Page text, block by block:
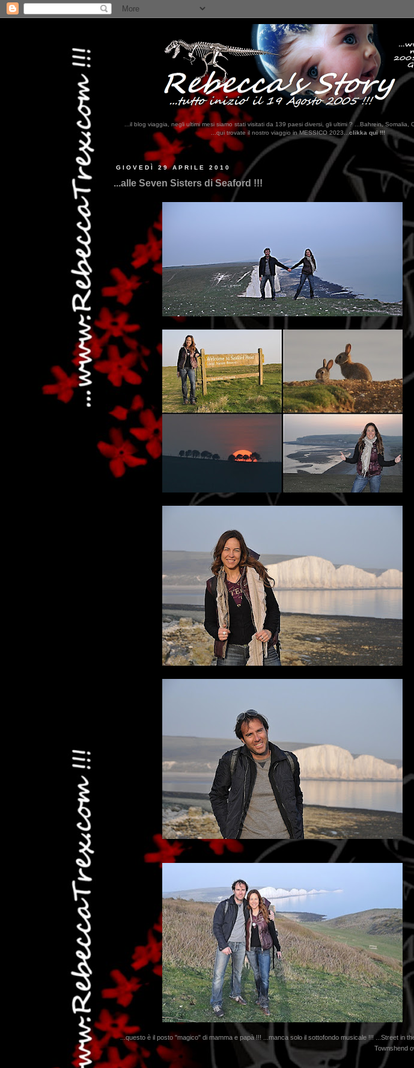
...il blog viaggia, negli ultimi mesi siamo stati visitati da 139 paesi diversi, gli ultimi ? ...Bahrein,
...qui trovate il nostro viaggio in MESSICO 2023...clikka qui !!!
GIOVEDÌ 29 APRILE 2010
...alle Seven Sisters di Seaford !!!
...questo è il posto "magico" di mamma e papà !!! ...manca solo il sottofondo musicale !!! ...Street in
Townshend